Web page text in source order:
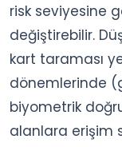
risk seviyesine
değiştirebilir.
kart taraması
dönemlerinde
biyometrik
alanlara erişim